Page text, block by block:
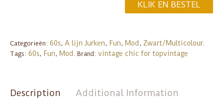
KLIK EN BESTEL
Categorieën: 60s, A lijn Jurken, Fun, Mod , Zwart/Multicolour.
Tags: 60s, Fun, Mod . Brand: vintage chic for topvintage
Description
Additional Information